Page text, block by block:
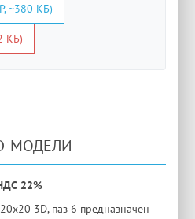
~380 КБ)
КБ)
МОДЕЛИ
22%
3D, паз 6 предназначен